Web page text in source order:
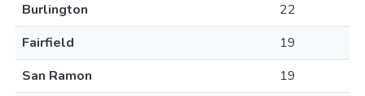
Burlington
22
Fairfield
19
San Ramon
19